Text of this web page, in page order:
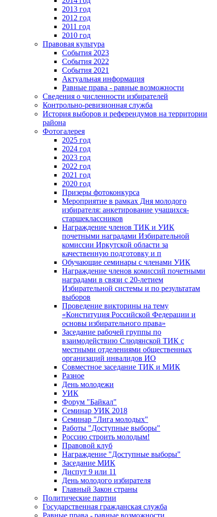
2013 год
2012 год
2011 год
2010 год
Правовая культура
События 2023
События 2022
События 2021
Актуальная информация
Равные права - равные возможности
Сведения о численности избирателей
Контрольно-ревизионная служба
История выборов и референдумов на территории
района
Фотогалерея
2025 год
2024 год
2023 год
2022 год
2021 год
2020 год
Призеры фотоконкурса
Мероприятие в рамках Дня молодого
избирателя: анкетирование учащихся-
старшеклассников
Награждение членов ТИК и УИК
почетными наградами Избирательной
комиссии Иркутской области за
качественную подготовку и п
Обучающие семинары с членами УИК
Награждение членов комиссий почетными
наградами в связи с 20-летием
Избирательной системы и по результатам
выборов
Проведение викторины на тему
«Конституция Российской Федерации и
основы избирательного права»
Заседание рабочей группы по
взаимодействию Слюдянской ТИК с
местными отделениями общественных
организаций инвалидов ИО
Совместное заседание ТИК и МИК
Разное
День молодежи
УИК
Форум "Байкал"
Семинар УИК 2018
Семинар "Лига молодых"
Работы "Доступные выборы"
Россию строить молодым!
Правовой клуб
Награждение "Доступные выборы"
Заседание МИК
Диспут 9 или 11
День молодого избирателя
Главный Закон страны
Политические партии
Государственная гражданская служба
Равные права - равные возможности